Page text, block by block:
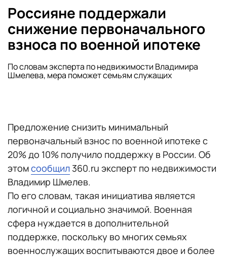
Россияне поддержали
снижение первоначального
взноса по военной ипотеке
По словам эксперта по недвижимости Владимира
Шмелева, мера поможет семьям служащих
Предложение снизить минимальный
первоначальный взнос по военной ипотеке с
20% до 10% получило поддержку в России. Об
этомсообщил360.ru эксперт по недвижимости
Владимир Шмелев.
По его словам, такая инициатива является
логичной и социально значимой. Военная
сфера нуждается в дополнительной
поддержке, поскольку во многих семьях
военнослужащих воспитываются двое и более